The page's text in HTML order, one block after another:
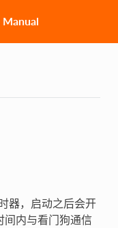
Manual
器，启动之后会开
间内与看门狗通信